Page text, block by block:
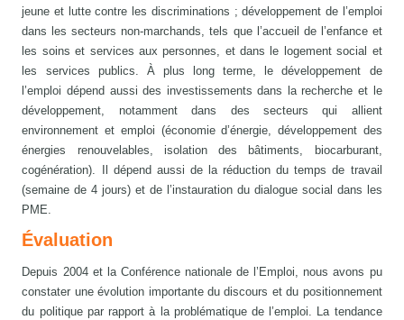
jeune et lutte contre les discriminations ; développement de l’emploi
dans les secteurs non-marchands, tels que l’accueil de l’enfance et
les soins et services aux personnes, et dans le logement social et
les services publics. À plus long terme, le développement de
l’emploi dépend aussi des investissements dans la recherche et le
développement, notamment dans des secteurs qui allient
environnement et emploi (économie d’énergie, développement des
énergies renouvelables, isolation des bâtiments, biocarburant,
cogénération). Il dépend aussi de la réduction du temps de travail
(semaine de 4 jours) et de l’instauration du dialogue social dans les
PME.
Évaluation
Depuis 2004 et la Conférence nationale de l’Emploi, nous avons pu
constater une évolution importante du discours et du positionnement
du politique par rapport à la problématique de l’emploi. La tendance